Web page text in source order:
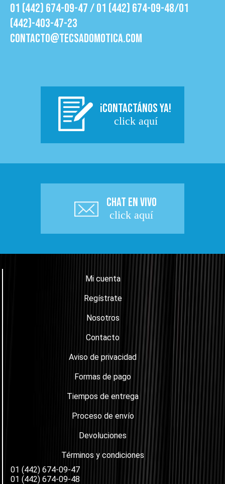
01 (442) 674-09-47 / 01 (442) 674-09-48/01
(442)-403-47-23
contacto@tecsadomotica.com
¡CONTACTÁNOS YA!
click aquí
CHAT EN VIVO
click aquí
Mi cuenta
Regístrate
Nosotros
Contacto
Aviso de privacidad
Formas de pago
Tiempos de entrega
Proceso de envío
Devoluciones
Términos y condiciones
01 (442) 674-09-47
01 (442) 674-09-48